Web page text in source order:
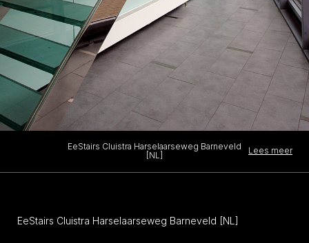
EeStairs Cluistra Harselaarseweg Barneveld
[NL]
Lees meer
EeStairs Cluistra Harselaarseweg Barneveld [NL]